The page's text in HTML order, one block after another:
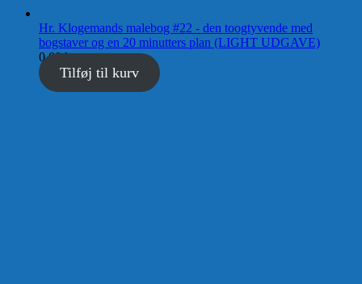
Hr. Klogemands malebog #22 - den toogtyvende med
bogstaver og en 20 minutters plan (LIGHT UDGAVE)
0,00kr.
Tilføj til kurv